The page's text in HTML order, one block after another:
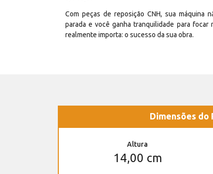
Com peças de reposição CNH, sua máquina
parada e você ganha tranquilidade para focar
realmente importa: o sucesso da sua obra.
Dimensões do
Altura
14,00 cm